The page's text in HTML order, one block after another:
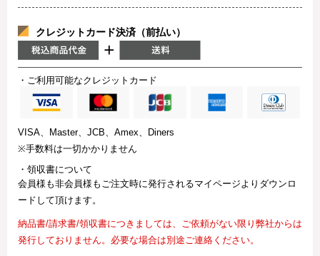
クレジットカード決済（前払い）
・ご利用可能なクレジットカード
VISA、Master、JCB、Amex、Diners
※手数料は一切かかりません
・領収書について
会員様も非会員様もご注文時に発行されるマイページよりダウンロ
ードして頂けます。
納品書/請求書/領収書につきましては、ご依頼がない限り弊社からは
発行しておりません。必要な場合は別途ご連絡ください。